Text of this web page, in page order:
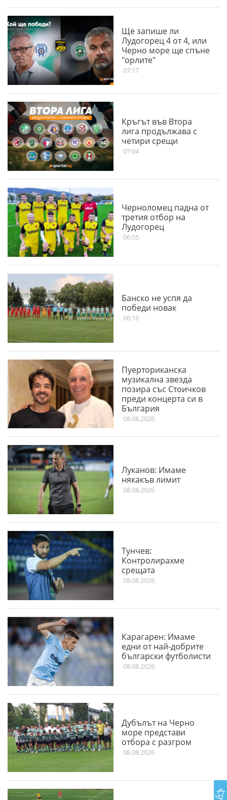
Ще запише ли
Лудогорец 4 от 4, или
Черно море ще спъне
"орлите"
07:17
Кръгът във Втора
лига продължава с
четири срещи
07:04
Черноломец падна от
третия отбор на
Лудогорец
06:55
Банско не успя да
победи новак
06:16
Пуерториканска
музикална звезда
позира със Стоичков
преди концерта си в
България
08.08.2026
Луканов: Имаме
някакъв лимит
08.08.2026
Тунчев:
Контролирахме
срещата
08.08.2026
Карагарен: Имаме
едни от най-добрите
български футболисти
08.08.2026
Дубълът на Черно
море представи
отбора с разгром
08.08.2026